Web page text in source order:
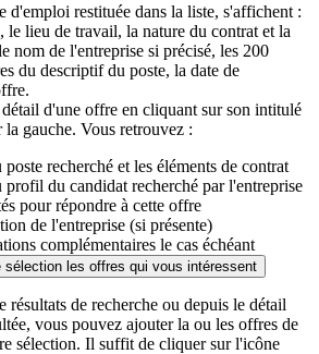
d'emploi restituée dans la liste, s'affichent :
le lieu de travail, la nature du contrat et la
nom de l'entreprise si précisé, les 200
du descriptif du poste, la date de
détail d'une offre en cliquant sur son intitulé
gauche. Vous retrouvez :
recherché et les éléments de contrat
profil du candidat recherché par l'entreprise
pour répondre à cette offre
de l'entreprise (si présente)
complémentaires le cas échéant
sélection les offres qui vous intéressent
résultats de recherche ou depuis le détail
vous pouvez ajouter la ou les offres de
sélection. Il suffit de cliquer sur l'icône